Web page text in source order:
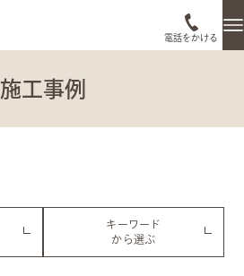
電話をかける
施工事例
キーワード
から選ぶ